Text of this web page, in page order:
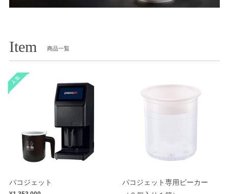
Item 商品一覧
パコジェット
パコジェット専用ビーカー